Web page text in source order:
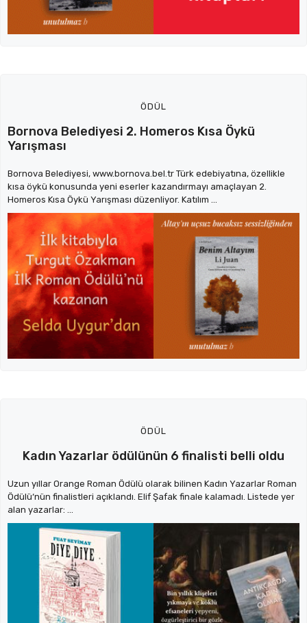
ÖDÜL
Bornova Belediyesi 2. Homeros Kısa Öykü
Yarışması
Bornova Belediyesi, www.bornova.bel.tr Türk edebiyatına, özellikle
kısa öykü konusunda yeni eserler kazandırmayı amaçlayan 2.
Homeros Kısa Öykü Yarışması düzenliyor. Katılım ...
ÖDÜL
Kadın Yazarlar ödülünün 6 finalisti belli oldu
Uzun yıllar Orange Roman Ödülü olarak bilinen Kadın Yazarlar Roman
Ödülü‘nün finalistleri açıklandı. Elif Şafak finale kalamadı. Listede yer
alan yazarlar: ...